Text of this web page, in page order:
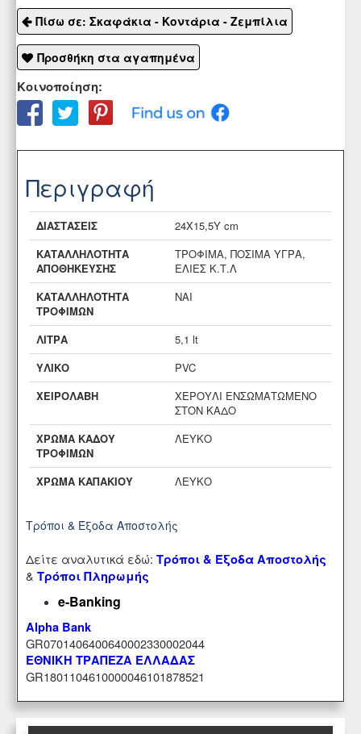
Πίσω σε: Σκαφάκια - Κοντάρια - Ζεμπίλια
Προσθήκη στα αγαπημένα
Κοινοποίηση:
Περιγραφή
ΔΙΑΣΤΑΣΕΙΣ
24Χ15,5Υ cm
ΚΑΤΑΛΛΗΛΟΤΗΤΑ
ΑΠΟΘΗΚΕΥΣΗΣ
ΤΡΟΦΙΜΑ, ΠΟΣΙΜΑ ΥΓΡΑ,
ΕΛΙΕΣ Κ.Τ.Λ
ΚΑΤΑΛΛΗΛΟΤΗΤΑ
ΤΡΟΦΙΜΩΝ
ΝΑΙ
ΛΙΤΡΑ
5,1 lt
ΥΛΙΚΟ
PVC
ΧΕΙΡΟΛΑΒΗ
ΧΕΡΟΥΛΙ ΕΝΣΩΜΑΤΩΜΕΝΟ
ΣΤΟΝ ΚΑΔΟ
ΧΡΩΜΑ ΚΑΔΟΥ
ΤΡΟΦΙΜΩΝ
ΛΕΥΚΟ
ΧΡΩΜΑ ΚΑΠΑΚΙΟΥ ΛΕΥΚΟ
Τρόποι & Έξοδα Αποστολής
Δείτε αναλυτικά εδώ: Τρόποι & Έξοδα Αποστολής
& Τρόποι Πληρωμής
e-Banking
Alpha Bank
GR0701406400640002330002044
ΕΘΝΙΚΗ ΤΡΑΠΕΖΑ ΕΛΛΑΔΑΣ
GR1801104610000046101878521